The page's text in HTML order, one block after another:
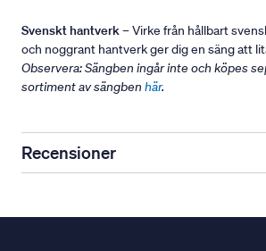
Svenskt hantverk– Virke från hållbart
och noggrant hantverk ger dig en säng att
Observera: Sängben ingår inte och köpes
sortiment av sängben här.
Recensioner